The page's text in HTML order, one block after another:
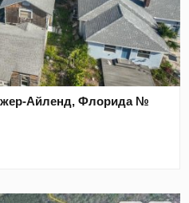
Айленд, Флорида №